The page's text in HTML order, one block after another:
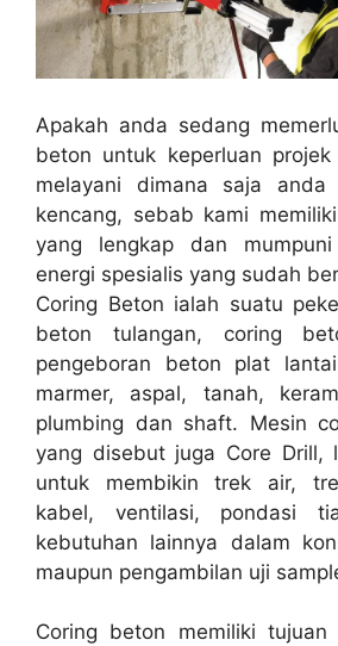
Apakah anda sedang
beton untuk keperluan
melayani dimana saja anda
kencang, sebab kami
yang lengkap dan
energi spesialis yang sudah
Coring Beton ialah suatu
beton tulangan, coring
pengeboran beton plat
marmer, aspal, tanah,
plumbing dan shaft. Mesin
yang disebut juga Core Drill,
untuk membikin trek air,
kabel, ventilasi, pondasi
kebutuhan lainnya dalam
maupun pengambilan uji
Coring beton memiliki